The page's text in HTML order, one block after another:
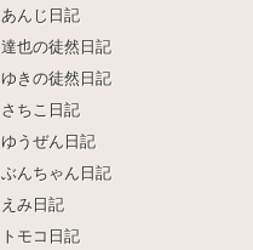
あんじ日記
達也の徒然日記
ゆきの徒然日記
さちこ日記
ゆうぜん日記
ぶんちゃん日記
えみ日記
トモコ日記